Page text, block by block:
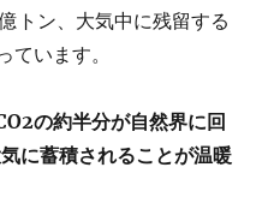
トン、大気中に残留する
ています。
の約半分が自然界に回
に蓄積されることが温暖